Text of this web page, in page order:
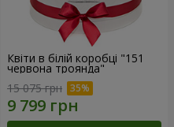
Квіти в білій коробці "151
червона троянда"
15 075 грн